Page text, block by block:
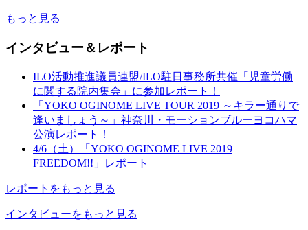
もっと見る
インタビュー＆レポート
ILO活動推進議員連盟/ILO駐日事務所共催「児童労働
に関する院内集会」に参加レポート！
「YOKO OGINOME LIVE TOUR 2019 ～キラー通りで
逢いましょう～」神奈川・モーションブルーヨコハマ
公演レポート！
4/6（土）「YOKO OGINOME LIVE 2019
FREEDOM!!」レポート
レポートをもっと見る
インタビューをもっと見る